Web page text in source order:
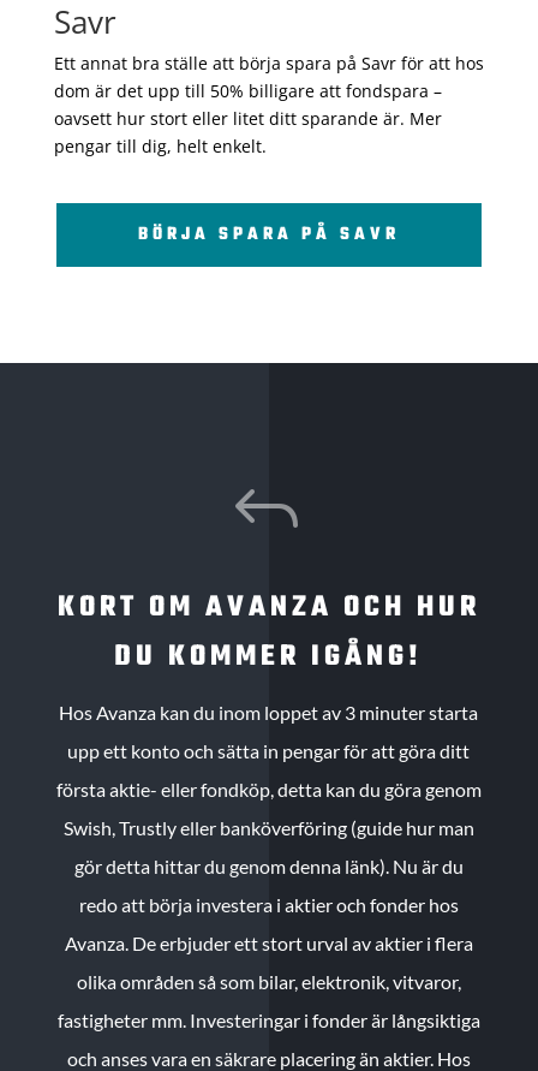
Savr
Ett annat bra ställe att börja spara på Savr för att hos
dom är det upp till 50% billigare att fondspara –
oavsett hur stort eller litet ditt sparande är. Mer
pengar till dig, helt enkelt.
BÖRJA SPARA PÅ SAVR
J
KORT OM AVANZA OCH HUR
DU KOMMER IGÅNG!
Hos Avanza kan du inom loppet av 3 minuter starta
upp ett konto och sätta in pengar för att göra ditt
första aktie- eller fondköp, detta kan du göra genom
Swish, Trustly eller banköverföring (guide hur man
gör detta hittar du genom denna länk). Nu är du
redo att börja investera i aktier och fonder hos
Avanza. De erbjuder ett stort urval av aktier i flera
olika områden så som bilar, elektronik, vitvaror,
fastigheter mm. Investeringar i fonder är långsiktiga
och anses vara en säkrare placering än aktier. Hos